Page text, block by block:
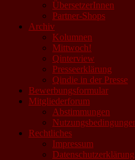
ÜbersetzerInnen
Partner-Shops
Archiv
Kolumnen
Mittwoch!
Qinterview
Presseerklärung
Qindie in der Presse
Bewerbungsformular
Mitgliederforum
Abstimmungen
Rechtliches
Impressum
Datenschutzerklärung